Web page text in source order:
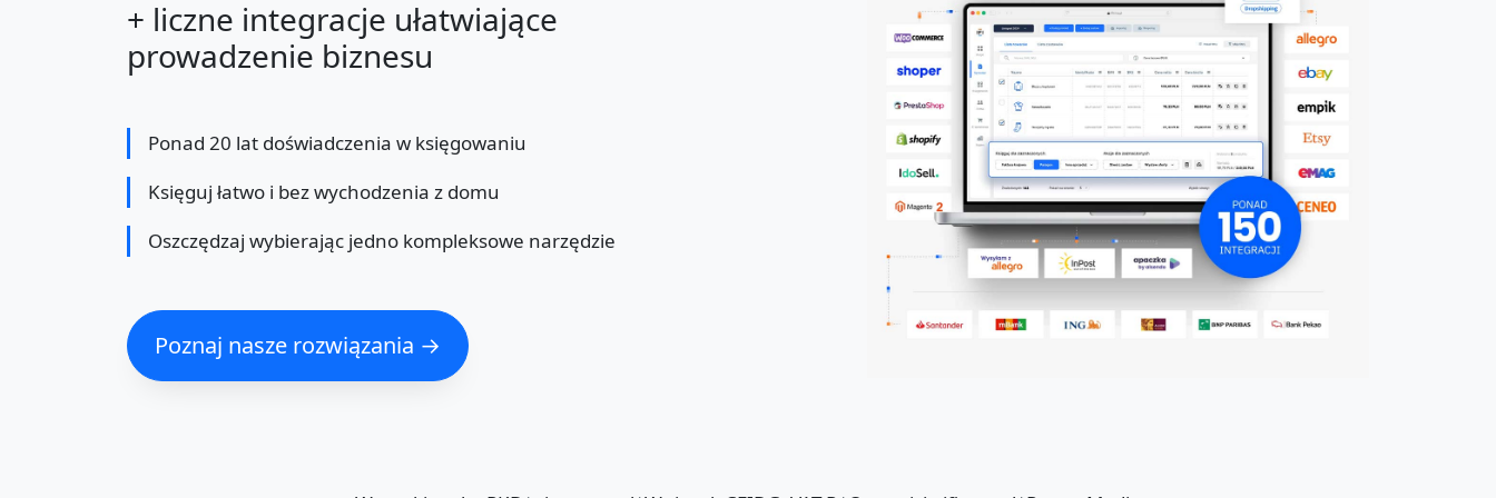
+ liczne integracje ułatwiające
prowadzenie biznesu
Ponad 20 lat doświadczenia w księgowaniu
Księguj łatwo i bez wychodzenia z domu
Oszczędzaj wybierając jedno kompleksowe narzędzie
Poznaj nasze rozwiązania →